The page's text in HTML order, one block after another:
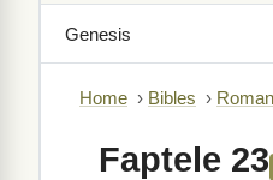
Home › Bibles ›
Faptele 23